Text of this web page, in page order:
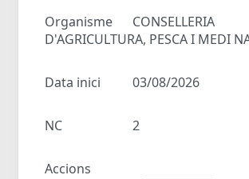
Organisme
CONSELLERIA
D'AGRICULTURA, PESCA I MEDI
Data inici 03/08/2026
NC 2
Accions